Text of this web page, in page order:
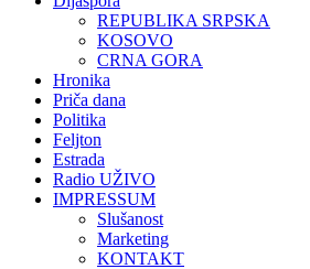
REPUBLIKA SRPSKA
KOSOVO
CRNA GORA
Hronika
Priča dana
Politika
Feljton
Estrada
Radio UŽIVO
IMPRESSUM
Slušanost
Marketing
KONTAKT